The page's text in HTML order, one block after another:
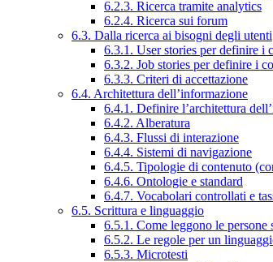
6.2.3. Ricerca tramite analytics
6.2.4. Ricerca sui forum
6.3. Dalla ricerca ai bisogni degli utenti
6.3.1. User stories per definire i
6.3.2. Job stories per definire i
6.3.3. Criteri di accettazione
6.4. Architettura dell’informazione
6.4.1. Definire l’architettura
6.4.2. Alberatura
6.4.3. Flussi di interazione
6.4.4. Sistemi di navigazione
6.4.5. Tipologie di contenuto
6.4.6. Ontologie e standard
6.4.7. Vocabolari controllati e
6.5. Scrittura e linguaggio
6.5.1. Come leggono le persone
6.5.2. Le regole per un
6.5.3. Microtesti